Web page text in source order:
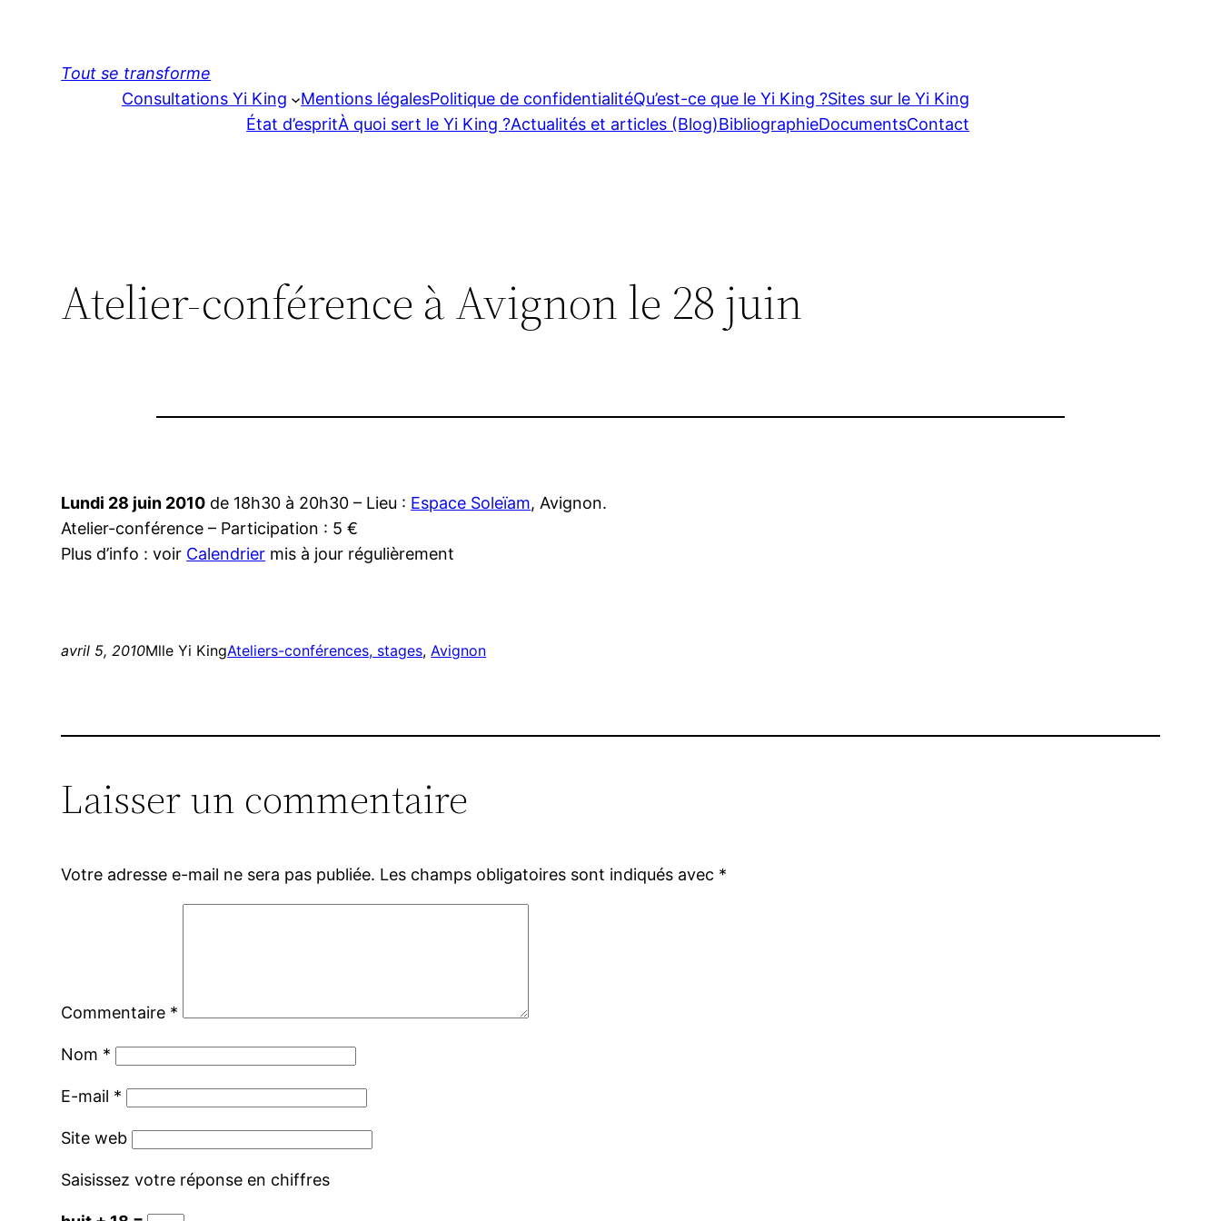
Tout se transforme
Consultations Yi King
Mentions légalesPolitique de confidentialitéQu’est-ce que le Yi King ?Sites sur le Yi King
État d’espritÀ quoi sert le Yi King ?Actualités et articles (Blog)BibliographieDocumentsContact
Atelier-conférence à Avignon le 28 juin
Lundi 28 juin 2010 de 18h30 à 20h30 – Lieu : Espace Soleïam, Avignon.
Atelier-conférence – Participation : 5 €
Plus d’info : voir Calendrier mis à jour régulièrement
avril 5, 2010Mlle Yi KingAteliers-conférences, stages, Avignon
Laisser un commentaire
Votre adresse e-mail ne sera pas publiée. Les champs obligatoires sont indiqués avec *
Commentaire *
Nom *
E-mail *
Site web
Saisissez votre réponse en chiffres